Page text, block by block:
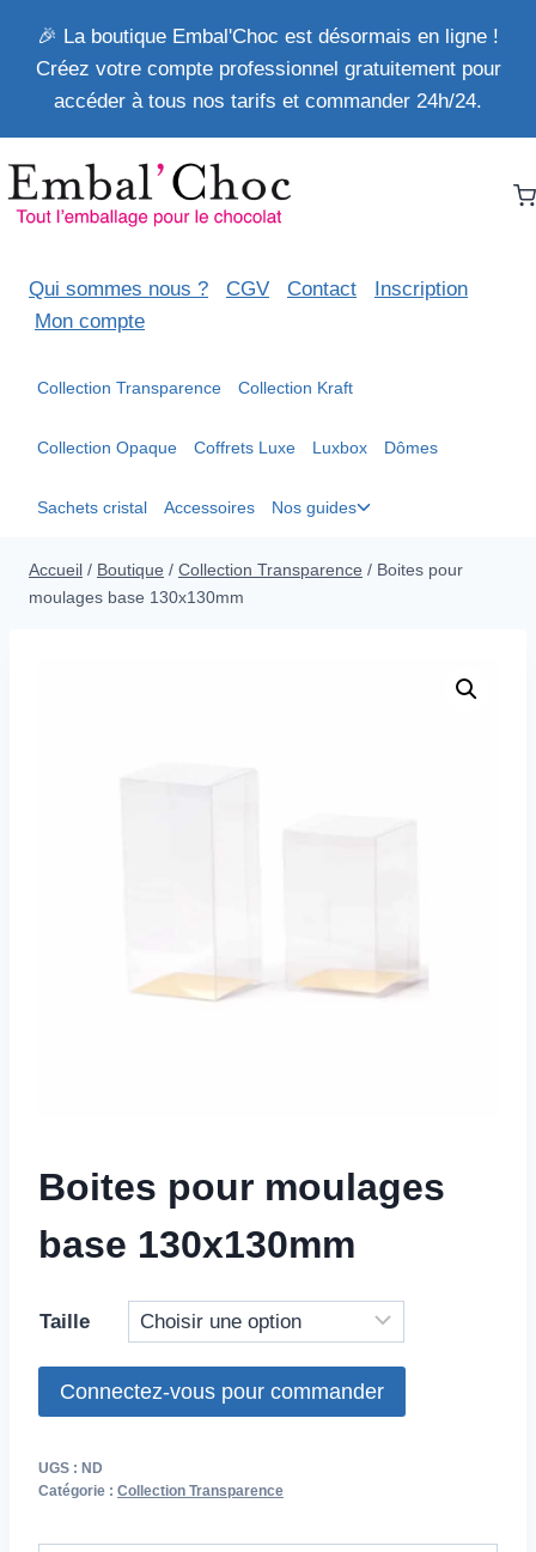
contenu
🎉 La boutique Embal'Choc est désormais en ligne !
Créez votre compte professionnel gratuitement pour
accéder à tous nos tarifs et commander 24h/24.
Qui sommes nous ? CGV Contact
Inscription
Mon compte
Collection Transparence Collection Kraft
Collection Opaque Coffrets Luxe Luxbox Dômes
Sachets cristal Accessoires Nos guides
enfant
Accueil / Boutique / Collection Transparence / Boites pour
moulages base 130x130mm
Boites pour moulages
base 130x130mm
Taille
Connectez-vous pour commander
UGS : ND
Catégorie : Collection Transparence